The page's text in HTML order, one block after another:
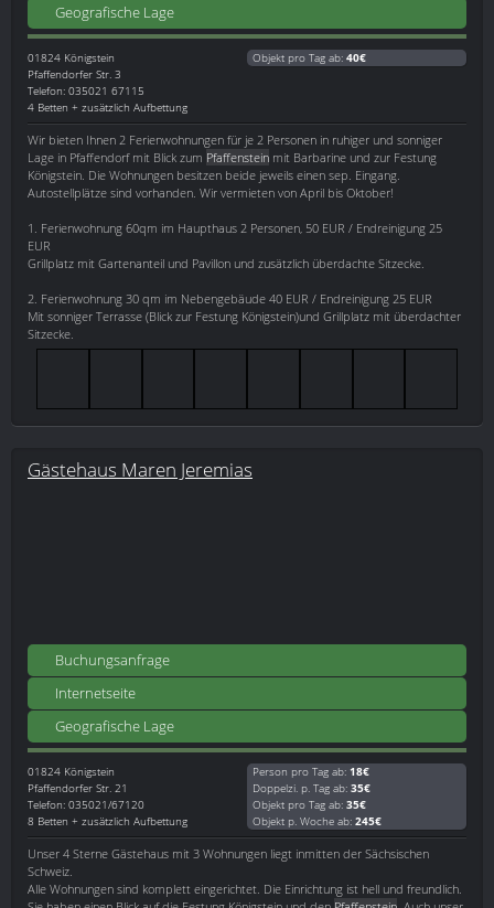
Geografische Lage
01824 Königstein
Pfaffendorfer Str. 3
Telefon: 035021 67115
4 Betten + zusätzlich Aufbettung
Objekt pro Tag ab: 40€
Wir bieten Ihnen 2 Ferienwohnungen für je 2 Personen in ruhiger und sonniger
Lage in Pfaffendorf mit Blick zum Pfaffenstein mit Barbarine und zur Festung
Königstein. Die Wohnungen besitzen beide jeweils einen sep. Eingang.
Autostellplätze sind vorhanden. Wir vermieten von April bis Oktober!
1. Ferienwohnung 60qm im Haupthaus 2 Personen, 50 EUR / Endreinigung 25
EUR
Grillplatz mit Gartenanteil und Pavillon und zusätzlich überdachte Sitzecke.
2. Ferienwohnung 30 qm im Nebengebäude 40 EUR / Endreinigung 25 EUR
Mit sonniger Terrasse (Blick zur Festung Königstein)und Grillplatz mit überdachter
Sitzecke.
Gästehaus Maren Jeremias
Buchungsanfrage
Internetseite
Geografische Lage
01824 Königstein
Pfaffendorfer Str. 21
Telefon: 035021/67120
8 Betten + zusätzlich Aufbettung
Person pro Tag ab: 18€
Doppelzi. p. Tag ab: 35€
Objekt pro Tag ab: 35€
Objekt p. Woche ab: 245€
Unser 4 Sterne Gästehaus mit 3 Wohnungen liegt inmitten der Sächsischen
Schweiz.
Alle Wohnungen sind komplett eingerichtet. Die Einrichtung ist hell und freundlich.